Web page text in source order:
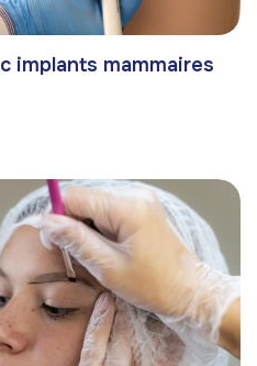
implants mammaires